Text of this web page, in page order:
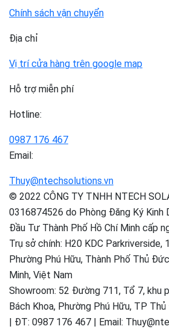
Chính sách vận chuyển
Địa chỉ
Vị trí cửa hàng trên google map
Hỗ trợ miễn phí
Hotline:
0987 176 467
Email:
Thuy@ntechsolutions.vn
© 2022 CÔNG TY TNHH NTECH
0316874526 do Phòng Đăng Ký Kinh
Đầu Tư Thành Phố Hồ Chí Minh cấp
Trụ sở chính: H20 KDC Parkriverside,
Phường Phú Hữu, Thành Phố Thủ
Minh, Việt Nam
Showroom: 52 Đường 711, Tổ 7, khu
Bách Khoa, Phường Phú Hữu, TP
| ĐT: 0987 176 467 | Email: